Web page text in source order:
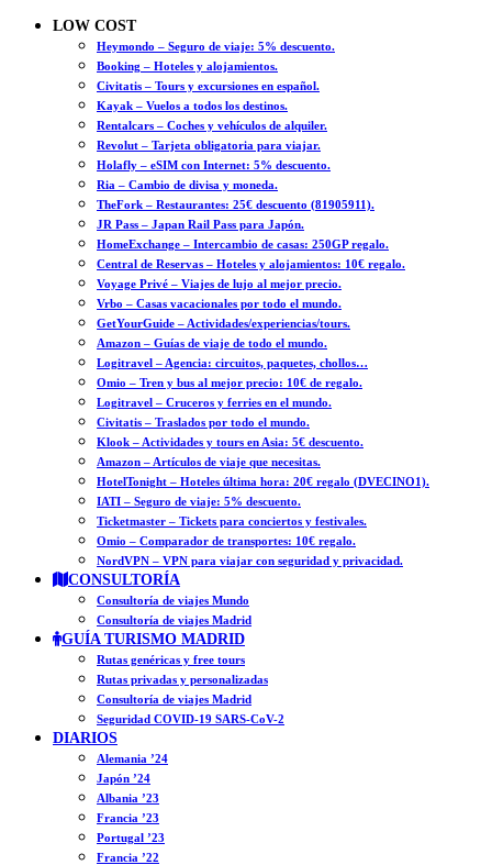
LOW COST
Heymondo – Seguro de viaje: 5% descuento.
Booking – Hoteles y alojamientos.
Civitatis – Tours y excursiones en español.
Kayak – Vuelos a todos los destinos.
Rentalcars – Coches y vehículos de alquiler.
Revolut – Tarjeta obligatoria para viajar.
Holafly – eSIM con Internet: 5% descuento.
Ria – Cambio de divisa y moneda.
TheFork – Restaurantes: 25€ descuento (81905911).
JR Pass – Japan Rail Pass para Japón.
HomeExchange – Intercambio de casas: 250GP regalo.
Central de Reservas – Hoteles y alojamientos: 10€ regalo.
Voyage Privé – Viajes de lujo al mejor precio.
Vrbo – Casas vacacionales por todo el mundo.
GetYourGuide – Actividades/experiencias/tours.
Amazon – Guías de viaje de todo el mundo.
Logitravel – Agencia: circuitos, paquetes, chollos…
Omio – Tren y bus al mejor precio: 10€ de regalo.
Logitravel – Cruceros y ferries en el mundo.
Civitatis – Traslados por todo el mundo.
Klook – Actividades y tours en Asia: 5€ descuento.
Amazon – Artículos de viaje que necesitas.
HotelTonight – Hoteles última hora: 20€ regalo (DVECINO1).
IATI – Seguro de viaje: 5% descuento.
Ticketmaster – Tickets para conciertos y festivales.
Omio – Comparador de transportes: 10€ regalo.
NordVPN – VPN para viajar con seguridad y privacidad.
CONSULTORÍA
Consultoría de viajes Mundo
Consultoría de viajes Madrid
GUÍA TURISMO MADRID
Rutas genéricas y free tours
Rutas privadas y personalizadas
Consultoría de viajes Madrid
Seguridad COVID-19 SARS-CoV-2
DIARIOS
Alemania ’24
Japón ’24
Albania ’23
Francia ’23
Portugal ’23
Francia ’22